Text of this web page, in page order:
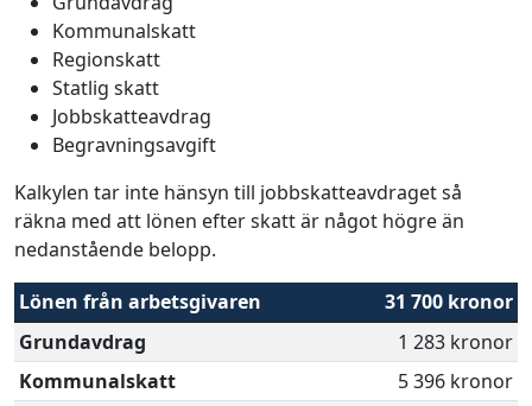
Kommunalskatt
Regionskatt
Statlig skatt
Jobbskatteavdrag
Begravningsavgift
Kalkylen tar inte hänsyn till jobbskatteavdraget så
räkna med att lönen efter skatt är något högre än
nedanstående belopp.
Lönen från arbetsgivaren
31 700 kronor
Grundavdrag
1 283 kronor
Kommunalskatt
5 396 kronor